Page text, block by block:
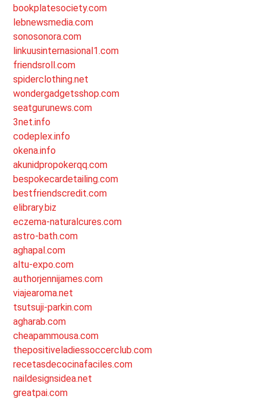
bookplatesociety.com
lebnewsmedia.com
sonosonora.com
linkuusinternasional1.com
friendsroll.com
spiderclothing.net
wondergadgetsshop.com
seatgurunews.com
3net.info
codeplex.info
okena.info
akunidpropokerqq.com
bespokecardetailing.com
bestfriendscredit.com
elibrary.biz
eczema-naturalcures.com
astro-bath.com
aghapal.com
altu-expo.com
authorjennijames.com
viajearoma.net
tsutsuji-parkin.com
agharab.com
cheapammousa.com
thepositiveladiessoccerclub.com
recetasdecocinafaciles.com
naildesignsidea.net
greatpai.com